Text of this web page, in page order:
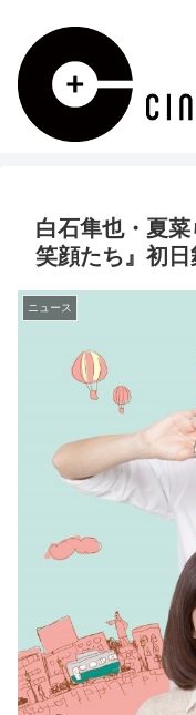
白石隼也・夏
笑顔たち』初
ニュース